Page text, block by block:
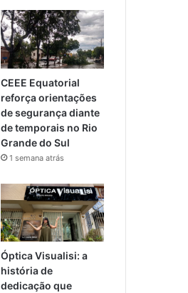
CEEE Equatorial
reforça orientações
de segurança diante
de temporais no Rio
Grande do Sul
1 semana atrás
Óptica Visualisi: a
história de
dedicação que